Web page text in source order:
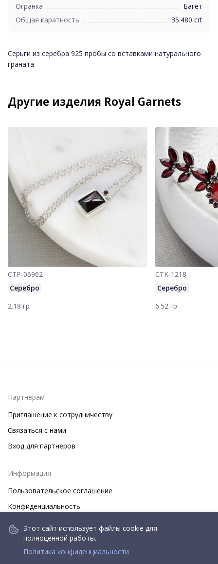
Огранка
Багет
Общая каратность
35.480 crt
Серьги из серебра 925 пробы со вставками натурального
граната
Другие изделия Royal Garnets
CTP-06962
Серебро
2.18 гр
CTK-1218
Серебро
6.52 гр
© 2026 goldnet.market
Партнерам
Приглашение к сотрудничеству
Связаться с нами
Вход для партнеров
Информация
Пользовательское соглашение
Конфиденциальность
Этот сайт использует файлы cookie для
полноценной работы.
Политика конфиденциальности